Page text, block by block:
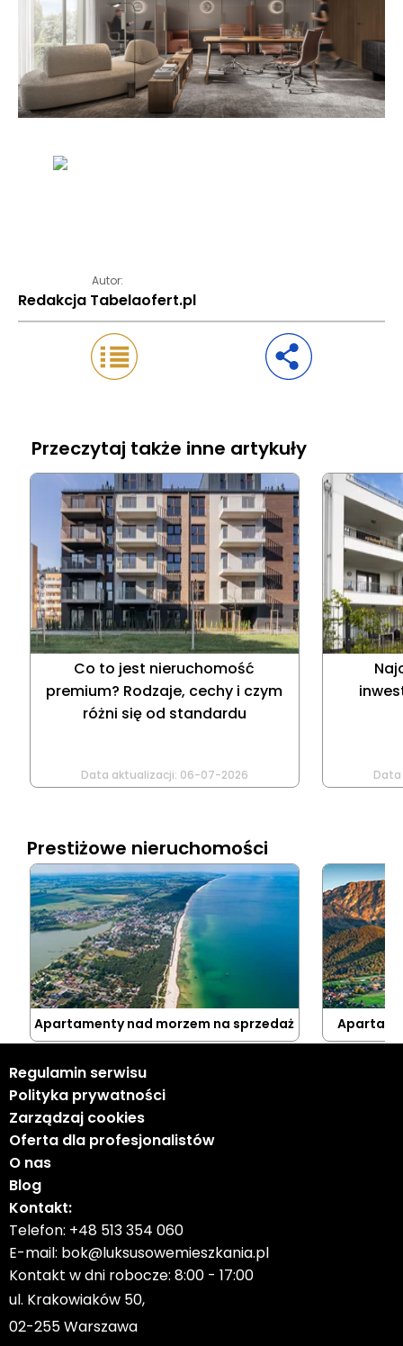
Autor:
Redakcja Tabelaofert.pl
Przeczytaj także inne artykuły
Co to jest nieruchomość
premium? Rodzaje, cechy i czym
różni się od standardu
Data aktualizacji: 06-07-2026
Prestiżowe nieruchomości
Apartamenty nad morzem na sprzedaż
Regulamin serwisu
Polityka prywatności
Zarządzaj cookies
Oferta dla profesjonalistów
O nas
Blog
Kontakt:
Telefon: +48 513 354 060
E-mail: bok@luksusowemieszkania.pl
Kontakt w dni robocze: 8:00 - 17:00
ul. Krakowiaków 50,
02-255 Warszawa